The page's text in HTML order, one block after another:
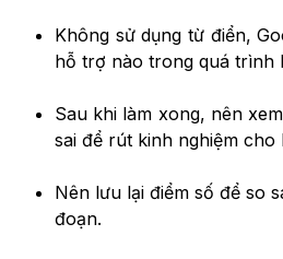
Không sử dụng từ điển,
hỗ trợ nào trong quá trình
Sau khi làm xong, nên
sai để rút kinh nghiệm cho
Nên lưu lại điểm số để so
đoạn.